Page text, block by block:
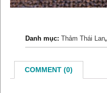
Danh mục: Thảm Thái Lan,
COMMENT (0)